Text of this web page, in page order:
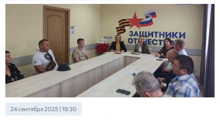
24 сентября 2025 | 18:30